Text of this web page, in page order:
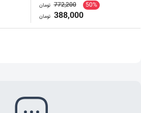
50%
772,200 تومان
388,000 تومان